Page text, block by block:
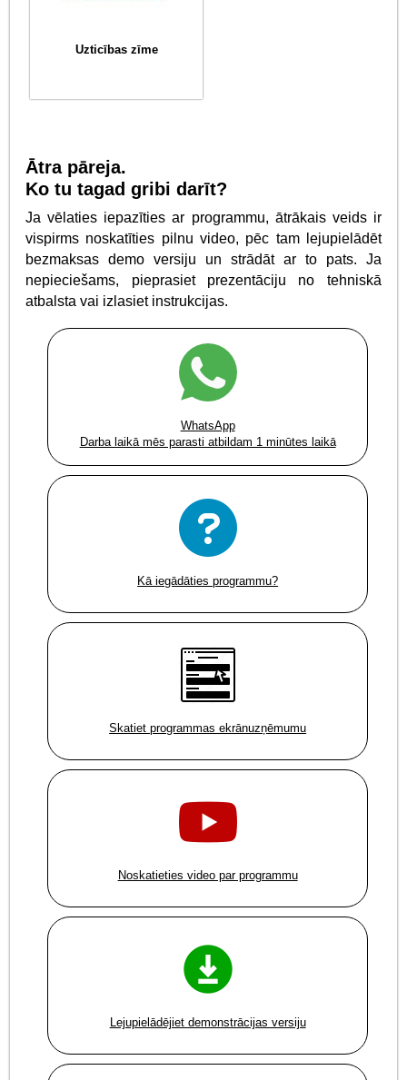
Uzticības zīme
Ātra pāreja.
Ko tu tagad gribi darīt?
Ja vēlaties iepazīties ar programmu, ātrākais veids ir
vispirms noskatīties pilnu video, pēc tam lejupielādēt
bezmaksas demo versiju un strādāt ar to pats. Ja
nepieciešams, pieprasiet prezentāciju no tehniskā
atbalsta vai izlasiet instrukcijas.
WhatsApp
Darba laikā mēs parasti atbildam 1 minūtes laikā
Kā iegādāties programmu?
Skatiet programmas ekrānuzņēmumu
Noskatieties video par programmu
Lejupielādējiet demonstrācijas versiju